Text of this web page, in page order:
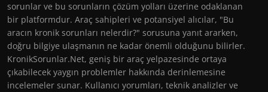
sorunlar ve bu sorunların çözüm yolları üzerine odaklanan
bir platformdur. Araç sahipleri ve potansiyel alıcılar, "Bu
aracın kronik sorunları nelerdir?" sorusuna yanıt ararken,
doğru bilgiye ulaşmanın ne kadar önemli olduğunu bilirler.
KronikSorunlar.Net, geniş bir araç yelpazesinde ortaya
çıkabilecek yaygın problemler hakkında derinlemesine
incelemeler sunar. Kullanıcı yorumları, teknik analizler ve